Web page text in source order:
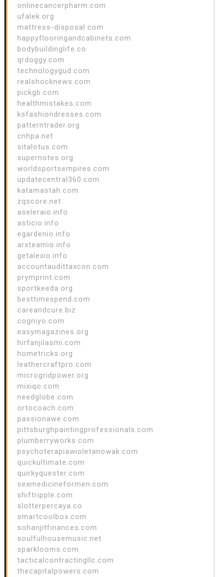
onlinecancerpharm.com
ufalek.org
mattress-disposal.com
happyflooringandcabinets.com
bodybuildinglife.co
qrdoggy.com
technologygud.com
realshocknews.com
pickgb.com
healthmistakes.com
ksfashiondresses.com
patterntrader.org
cnhpa.net
sitalotus.com
supernotes.org
worldsportsempires.com
updatecentral360.com
katamastah.com
zqscore.net
aseleraio.info
asticio.info
egardenio.info
arxteamio.info
getalexio.info
accountaudittaxcon.com
prymprint.com
sportkeeda.org
besttimespend.com
careandcure.biz
cogniyo.com
easymagazines.org
hirfanjilasmi.com
hometricks.org
leathercraftpro.com
microgridpower.org
mixiqo.com
needglobe.com
ortocoach.com
passionawe.com
pittsburghpaintingprofessionals.com
plumberryworks.com
psychoterapiawioletanowak.com
quickultimate.com
quirkyquester.com
sexmedicineformen.com
shiftripple.com
slotterpercaya.co
smartcoolbox.com
sohanjitfinances.com
soulfulhousemusic.net
sparklooms.com
tacticalcontractingllc.com
thecapitalpowers.com